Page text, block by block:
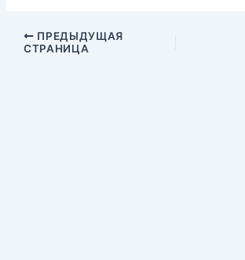
ПРЕДЫДУЩАЯ
СТРАНИЦА